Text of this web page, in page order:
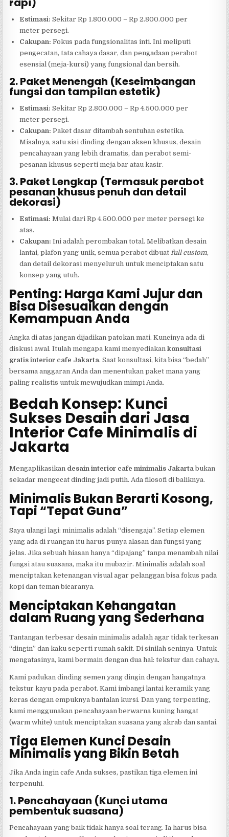
Estimasi: Sekitar Rp 1.800.000 – Rp 2.800.000 per
meter persegi.
Cakupan: Fokus pada fungsionalitas inti. Ini meliputi
pengecatan, tata cahaya dasar, dan pengadaan perabot
esensial (meja-kursi) yang fungsional dan bersih.
2. Paket Menengah (Keseimbangan
fungsi dan tampilan estetik)
Estimasi: Sekitar Rp 2.800.000 – Rp 4.500.000 per
meter persegi.
Cakupan: Paket dasar ditambah sentuhan estetika.
Misalnya, satu sisi dinding dengan aksen khusus, desain
pencahayaan yang lebih dramatis, dan perabot semi-
pesanan khusus seperti meja bar atau kasir.
3. Paket Lengkap (Termasuk perabot
pesanan khusus penuh dan detail
dekorasi)
Estimasi: Mulai dari Rp 4.500.000 per meter persegi ke
atas.
Cakupan: Ini adalah perombakan total. Melibatkan desain
lantai, plafon yang unik, semua perabot dibuat full custom,
dan detail dekorasi menyeluruh untuk menciptakan satu
konsep yang utuh.
Penting: Harga Kami Jujur dan
Bisa Disesuaikan dengan
Kemampuan Anda
Angka di atas jangan dijadikan patokan mati. Kuncinya ada di
diskusi awal. Itulah mengapa kami menyediakankonsultasi
gratis interior cafe Jakarta. Saat konsultasi, kita bisa “bedah”
bersama anggaran Anda dan menentukan paket mana yang
paling realistis untuk mewujudkan mimpi Anda.
Bedah Konsep: Kunci
Sukses Desain dari Jasa
Interior Cafe Minimalis di
Jakarta
Mengaplikasikan desain interior cafe minimalis Jakartabukan
sekadar mengecat dinding jadi putih. Ada filosofi di baliknya.
Minimalis Bukan Berarti Kosong,
Tapi “Tepat Guna”
Saya ulangi lagi: minimalis adalah “disengaja”. Setiap elemen
yang ada di ruangan itu harus punya alasan dan fungsi yang
jelas. Jika sebuah hiasan hanya “dipajang” tanpa menambah nilai
fungsi atau suasana, maka itu mubazir. Minimalis adalah soal
menciptakan ketenangan visual agar pelanggan bisa fokus pada
kopi dan teman bicaranya.
Menciptakan Kehangatan
dalam Ruang yang Sederhana
Tantangan terbesar desain minimalis adalah agar tidak terkesan
“dingin” dan kaku seperti rumah sakit. Di sinilah seninya. Untuk
mengatasinya, kami bermain dengan dua hal: tekstur dan cahaya.
Kami padukan dinding semen yang dingin dengan hangatnya
tekstur kayu pada perabot. Kami imbangi lantai keramik yang
keras dengan empuknya bantalan kursi. Dan yang terpenting,
kami menggunakan pencahayaan berwarna kuning hangat
(warm white) untuk menciptakan suasana yang akrab dan santai.
Tiga Elemen Kunci Desain
Minimalis yang Bikin Betah
Jika Anda ingin cafe Anda sukses, pastikan tiga elemen ini
terpenuhi.
1. Pencahayaan (Kunci utama
pembentuk suasana)
Pencahayaan yang baik tidak hanya soal terang. Ia harus bisa